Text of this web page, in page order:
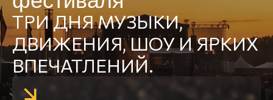
ТРИ ДНЯ МУЗЫКИ,
ДВИЖЕНИЯ, ШОУ И ЯРКИХ
ВПЕЧАТЛЕНИЙ.